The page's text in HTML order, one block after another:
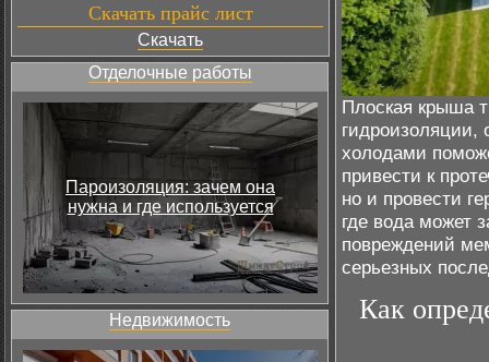
Скачать прайс лист
Скачать
Отделочные работы
Пароизоляция: зачем она
нужна и где используется
Недвижимость
Плоская крыша
холодами
привести к
но и провести
где вода может
повреждений
серьезных
Как